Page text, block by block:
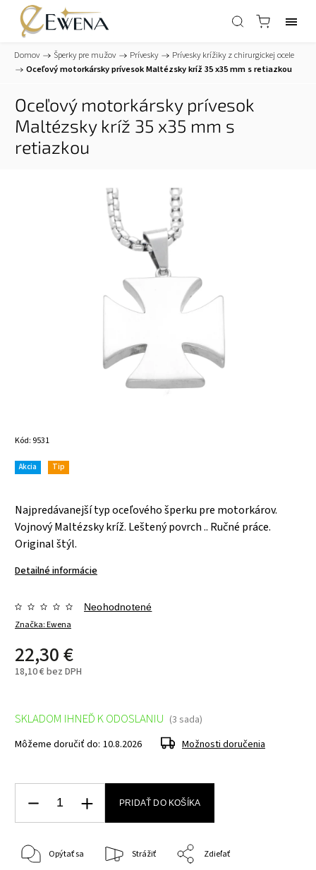
Domov / Šperky pre mužov / Prívesky /
Prívesky krížiky z chirurgickej ocele
/
Oceľový motorkársky prívesok Maltézsky kríž 35 x35 mm s retiazkou
Oceľový motorkársky prívesok
Maltézsky kríž 35 x35 mm s
retiazkou
Kód: 9531
Akcia Tip
Najpredávanejší typ oceľového šperku pre motorkárov.
Vojnový Maltézsky kríž. Leštený povrch .. Ručné práce.
Original štýl.
Detailné informácie
Značka:Ewena
Neohodnotené
22,30 €
18,10 € bez DPH
SKLADOM IHNEĎ K ODOSLANIU (3 sada)
Môžeme doručiť do: 10.8.2026 Možnosti doručenia
PRIDAŤ DO KOŠÍKA
Opýtať sa Strážiť Zdieľať